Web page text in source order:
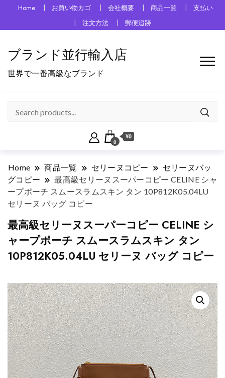
Home お買い物カゴ 会社概要 商品一覧
支払い
注文方法
郵便追跡
ブランド並行輸入店
世界で一番高級なブランド
0
¥0
Home 商品一覧 セリーヌコピー
セリーヌバッ
グコピー
最高級セリーヌスーパーコピー CELINE シャ
ープポーチ スムースラムスキン タン 10P812K05.04LU
セリーヌ バッグ コピー
最高級セリーヌスーパーコピー CELINE シ
ャープポーチ スムースラムスキン タン
10P812K05.04LU セリーヌ バッグ コピー